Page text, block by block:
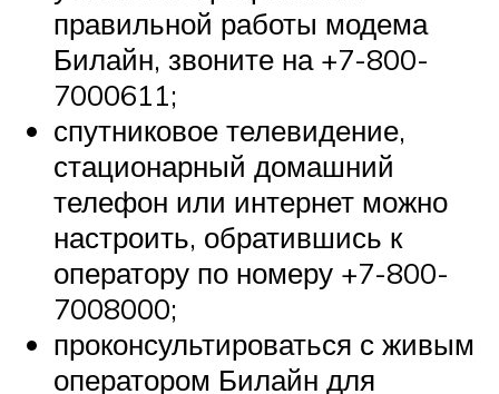
правильной работы модема
Билайн, звоните на +7-800-
7000611;
спутниковое телевидение,
стационарный домашний
телефон или интернет можно
настроить, обратившись к
оператору по номеру +7-800-
7008000;
проконсультироваться с живым
оператором Билайн для